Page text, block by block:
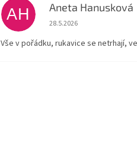
AH Aneta Hanusková
Hodnocení obchodu je 5
28.5.2026
Vše v pořádku, rukavice se netrhají,